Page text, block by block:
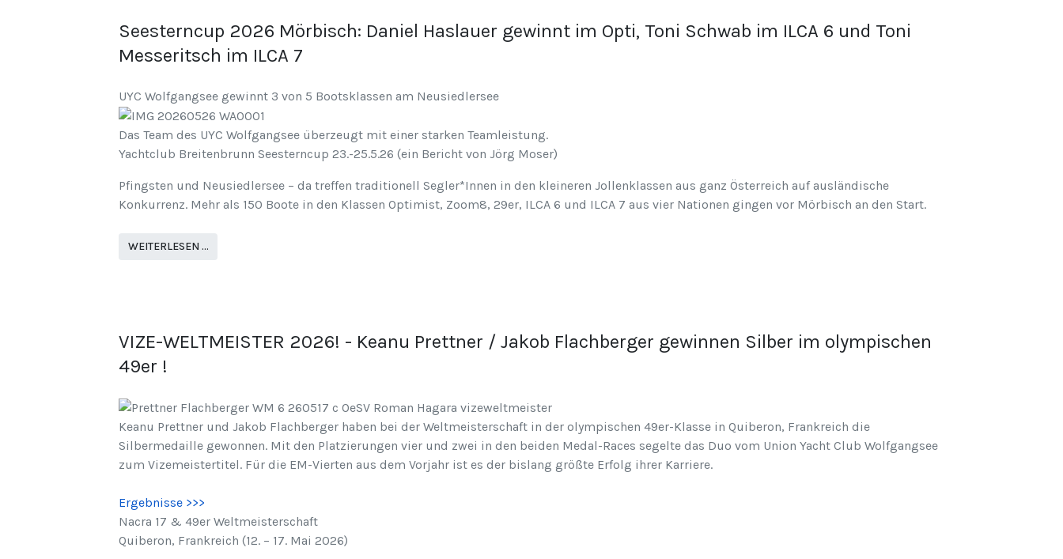
Seesterncup 2026 Mörbisch: Daniel Haslauer gewinnt im Opti, Toni Schwab im ILCA 6 und Toni
Messeritsch im ILCA 7
UYC Wolfgangsee gewinnt 3 von 5 Bootsklassen am Neusiedlersee
Das Team des UYC Wolfgangsee überzeugt mit einer starken Teamleistung.
Yachtclub Breitenbrunn Seesterncup 23.-25.5.26 (ein Bericht von Jörg Moser)
Pfingsten und Neusiedlersee – da treffen traditionell Segler*Innen in den kleineren Jollenklassen aus ganz Österreich auf ausländische
Konkurrenz. Mehr als 150 Boote in den Klassen Optimist, Zoom8, 29er, ILCA 6 und ILCA 7 aus vier Nationen gingen vor Mörbisch an den Start.
WEITERLESEN …
VIZE-WELTMEISTER 2026! - Keanu Prettner / Jakob Flachberger gewinnen Silber im olympischen
49er !
Keanu Prettner und Jakob Flachberger haben bei der Weltmeisterschaft in der olympischen 49er-Klasse in Quiberon, Frankreich die
Silbermedaille gewonnen. Mit den Platzierungen vier und zwei in den beiden Medal-Races segelte das Duo vom Union Yacht Club Wolfgangsee
zum Vizemeistertitel. Für die EM-Vierten aus dem Vorjahr ist es der bislang größte Erfolg ihrer Karriere.
Ergebnisse >>>
Nacra 17 & 49er Weltmeisterschaft
Quiberon, Frankreich (12. – 17. Mai 2026)